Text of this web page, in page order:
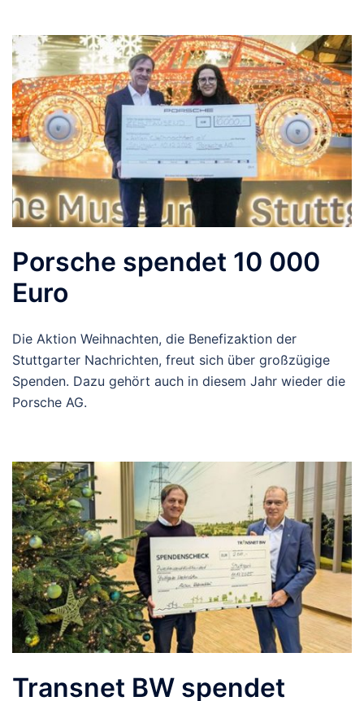
Porsche spendet 10 000
Euro
Die Aktion Weihnachten, die Benefizaktion der
Stuttgarter Nachrichten, freut sich über großzügige
Spenden. Dazu gehört auch in diesem Jahr wieder die
Porsche AG.
Transnet BW spendet